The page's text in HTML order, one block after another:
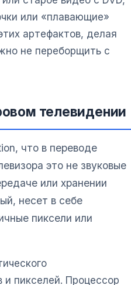
или «плавающие»
артефактов, делая
не переборщить с
телевидении
что в переводе
это не звуковые
или хранении
несет в себе
пиксели или
пикселей. Процессор